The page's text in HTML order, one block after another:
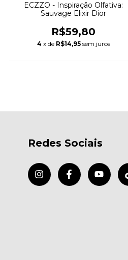
ECZZO - Inspiração Olfativa:
Sauvage Elixir Dior
R$59,80
4 x de R$14,95 sem juros
Redes Sociais